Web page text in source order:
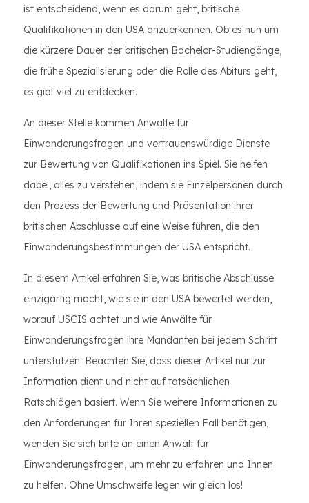
ist entscheidend, wenn es darum geht, britische
Qualifikationen in den USA anzuerkennen. Ob es nun um
die kürzere Dauer der britischen Bachelor-Studiengänge,
die frühe Spezialisierung oder die Rolle des Abiturs geht,
es gibt viel zu entdecken.
An dieser Stelle kommen Anwälte für
Einwanderungsfragen und vertrauenswürdige Dienste
zur Bewertung von Qualifikationen ins Spiel. Sie helfen
dabei, alles zu verstehen, indem sie Einzelpersonen durch
den Prozess der Bewertung und Präsentation ihrer
britischen Abschlüsse auf eine Weise führen, die den
Einwanderungsbestimmungen der USA entspricht.
In diesem Artikel erfahren Sie, was britische Abschlüsse
einzigartig macht, wie sie in den USA bewertet werden,
worauf USCIS achtet und wie Anwälte für
Einwanderungsfragen ihre Mandanten bei jedem Schritt
unterstützen. Beachten Sie, dass dieser Artikel nur zur
Information dient und nicht auf tatsächlichen
Ratschlägen basiert. Wenn Sie weitere Informationen zu
den Anforderungen für Ihren speziellen Fall benötigen,
wenden Sie sich bitte an einen Anwalt für
Einwanderungsfragen, um mehr zu erfahren und Ihnen
zu helfen. Ohne Umschweife legen wir gleich los!